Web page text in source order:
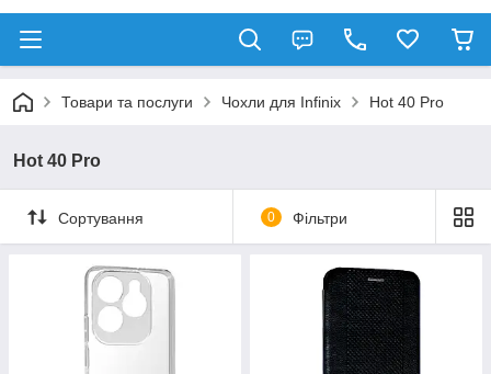
Товари та послуги Чохли для Infinix Hot 40 Pro
Hot 40 Pro
Сортування 0 Фільтри